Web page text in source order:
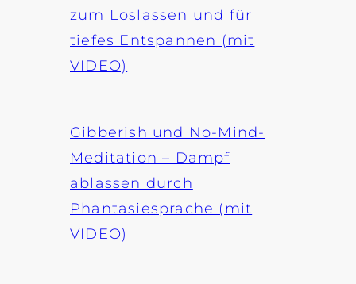
zum Loslassen und für
tiefes Entspannen (mit
VIDEO)
Gibberish und No-Mind-
Meditation – Dampf
ablassen durch
Phantasiesprache (mit
VIDEO)